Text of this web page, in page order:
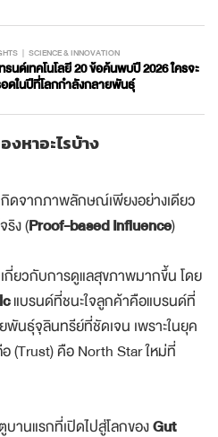
SCIENCE & INNOVATION
รนด์เทคโนโลยี 20 ข้อค้นพบปี 2026 ใครจะ
อดในปีที่โลกกำลังกลายพันธุ์
ดจากภาพลักษณ์เพียงอย่างเดียว
ยวกับการดูแลสุขภาพมากขึ้น โดย
แบรนด์ที่ชนะใจลูกค้าคือแบรนด์ที่
นธุ์จุลินทรีย์ที่ชัดเจน เพราะในยุค
คือ North Star ใหม่ที่